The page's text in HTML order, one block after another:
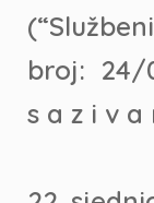
broj: 24/
s a z i v a